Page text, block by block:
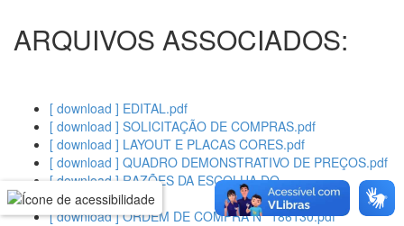
ARQUIVOS ASSOCIADOS:
[ download ] EDITAL.pdf
[ download ] SOLICITAÇÃO DE COMPRAS.pdf
[ download ] LAYOUT E PLACAS CORES.pdf
[ download ] QUADRO DEMONSTRATIVO DE PREÇOS.pdf
[ download ] RAZÕES DA ESCOLHA DO
FORNECEDOR.pdf
[ download ] ORDEM DE COMPRA N° 186130.pdf